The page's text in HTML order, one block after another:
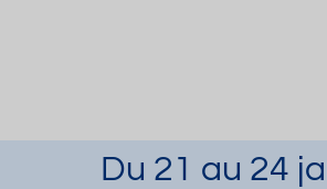
Du 21 au 24